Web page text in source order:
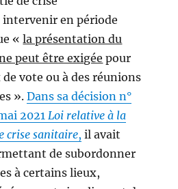
intervenir en période
«la présentation du
peut être exigée pour
de vote ou à des réunions
».Dans sa décision n°
2021Loi relative à la
crise sanitaire, il avait
de subordonner
à certains lieux,